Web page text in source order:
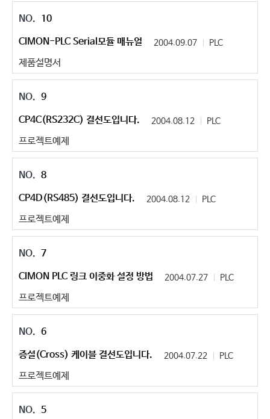
10
CIMON-PLC Serial모듈 매뉴얼
2004.09.07 PLC
제품설명서
9
CP4C(RS232C) 결선도입니다.
2004.08.12 PLC
프로젝트예제
8
CP4D(RS485) 결선도입니다.
2004.08.12 PLC
프로젝트예제
7
CIMON PLC 링크 이중화 설정 방법
2004.07.27 PLC
프로젝트예제
6
증설(Cross) 케이블 결선도입니다.
2004.07.22 PLC
프로젝트예제
5